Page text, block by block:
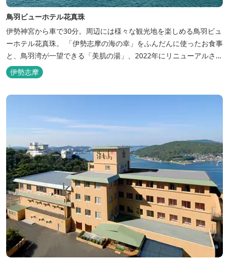
鳥羽ビューホテル花真珠
伊勢神宮から車で30分。周辺には様々な観光地を楽しめる鳥羽ビュ
ーホテル花真珠。 「伊勢志摩の海の幸」をふんだんに使ったお食事
と、鳥羽湾が一望できる「美肌の湯」、2022年にリニューアルされ
た客室で、五感から体と心を癒やします。 【お部屋】 近年リニュ
ーアルした過ごしやすいお部屋で、親子3世代で楽しめるお部屋に
伊勢志摩